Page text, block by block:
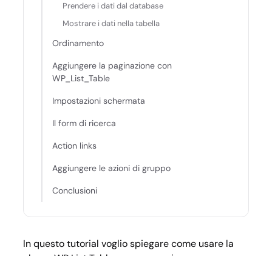
Prendere i dati dal database
Mostrare i dati nella tabella
Ordinamento
Aggiungere la paginazione con
WP_List_Table
Impostazioni schermata
Il form di ricerca
Action links
Aggiungere le azioni di gruppo
Conclusioni
In questo tutorial voglio spiegare come usare la